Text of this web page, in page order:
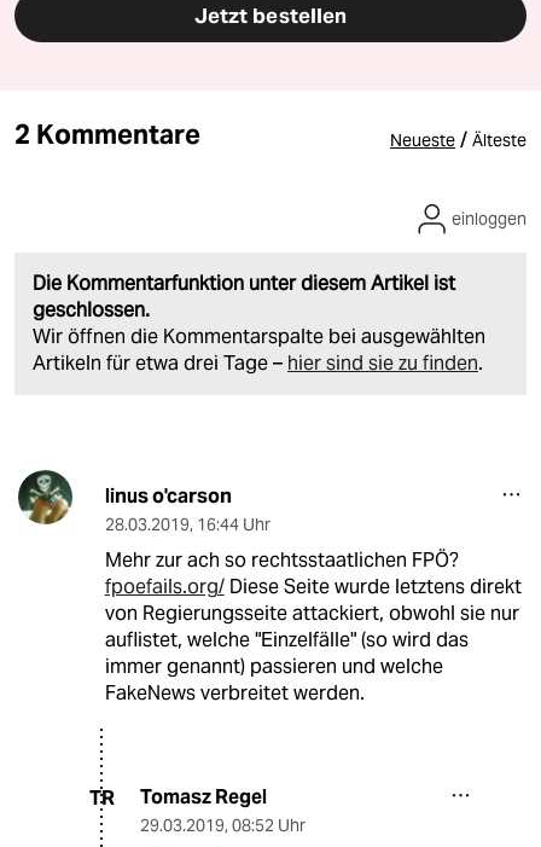
Jetzt bestellen
2 Kommentare Neueste / Älteste
Die Kommentarfunktion unter diesem Artikel ist
geschlossen.
Wir öffnen die Kommentarspalte bei ausgewählten
Artikeln für etwa drei Tage – hier sind sie zu finden.
einloggen
linus o'carson
28.03.2019, 16:44 Uhr
Mehr zur ach so rechtsstaatlichen FPÖ?
fpoefails.org/Diese Seite wurde letztens direkt
von Regierungsseite attackiert, obwohl sie nur
auflistet, welche "Einzelfälle" (so wird das
immer genannt) passieren und welche
FakeNews verbreitet werden.
TR Tomasz Regel
29.03.2019, 08:52 Uhr